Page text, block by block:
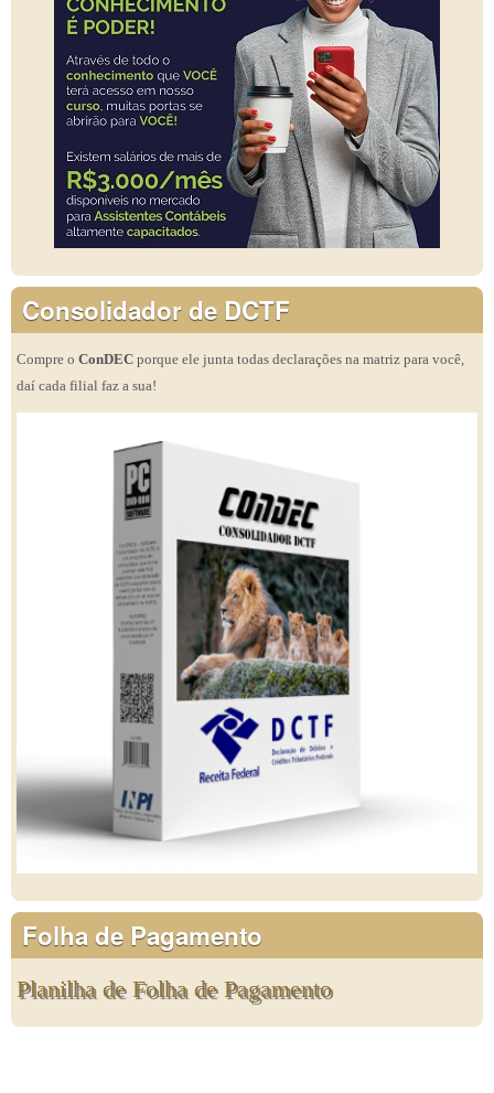
Consolidador de DCTF
Compre o ConDEC porque ele junta todas declarações na matriz para você,
daí cada filial faz a sua!
Folha de Pagamento
Planilha de Folha de Pagamento